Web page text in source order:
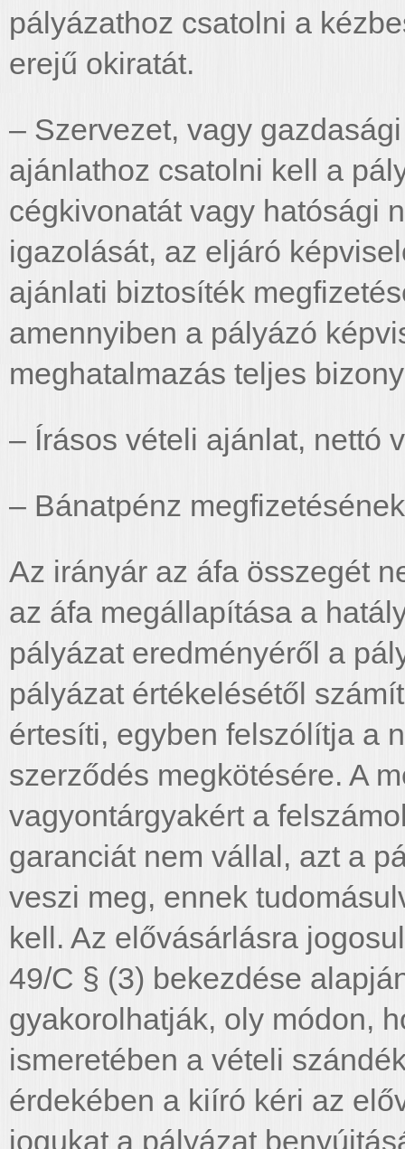
pályázathoz csatolni a
erejű okiratát.
– Szervezet, vagy
ajánlathoz csatolni kell a
cégkivonatát vagy hatósági
igazolását, az eljáró
ajánlati biztosíték
amennyiben a pályázó
meghatalmazás teljes
– Írásos vételi ajánlat, nettó
– Bánatpénz
Az irányár az áfa összegét
az áfa megállapítása a
pályázat eredményéről a
pályázat értékelésétől
értesíti, egyben felszólítja a
szerződés megkötésére. A
vagyontárgyakért a
garanciát nem vállal, azt a
veszi meg, ennek
kell. Az elővásárlásra
49/C § (3) bekezdése
gyakorolhatják, oly módon,
ismeretében a vételi
érdekében a kiíró kéri az
jogukat a pályázat